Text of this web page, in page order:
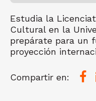
Estudia la
Cultural en la
prepárate para un
proyección
Compartir en: